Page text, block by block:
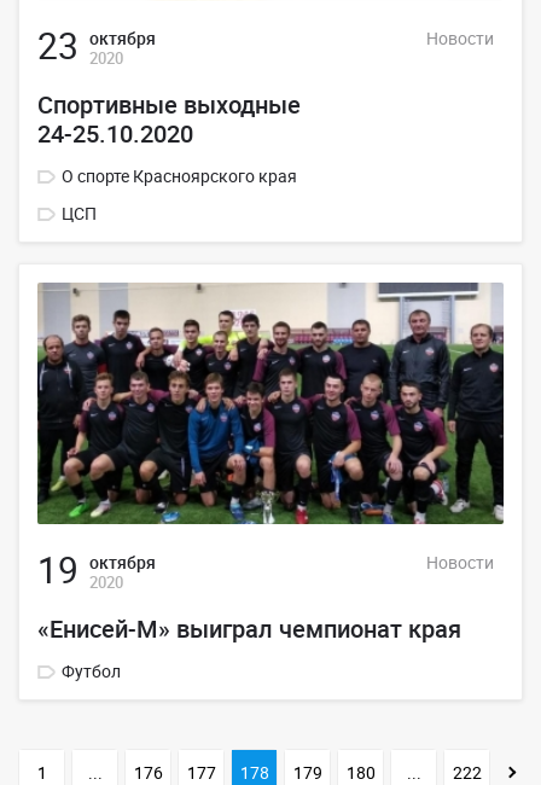
23 октября
2020
Новости
Спортивные выходные
24-25.10.2020
О спорте Красноярского края
ЦСП
19 октября
2020
Новости
«Енисей-М» выиграл чемпионат края
Футбол
1 ... 176 177 178 179 180 ... 222